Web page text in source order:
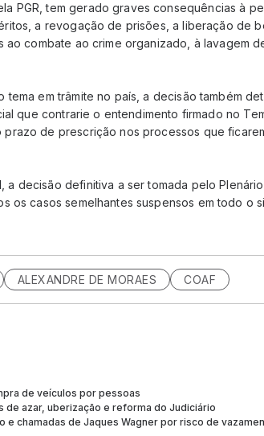
PGR, tem gerado graves consequências à
a revogação de prisões, a liberação de
combate ao crime organizado, à lavagem
em trâmite no país, a decisão também
que contrarie o entendimento firmado no
de prescrição nos processos que
decisão definitiva a ser tomada pelo
os casos semelhantes suspensos em todo o
ALEXANDRE DE MORAES COAF
de veículos por pessoas
azar, uberização e reforma do Judiciário
e chamadas de Jaques Wagner por risco de